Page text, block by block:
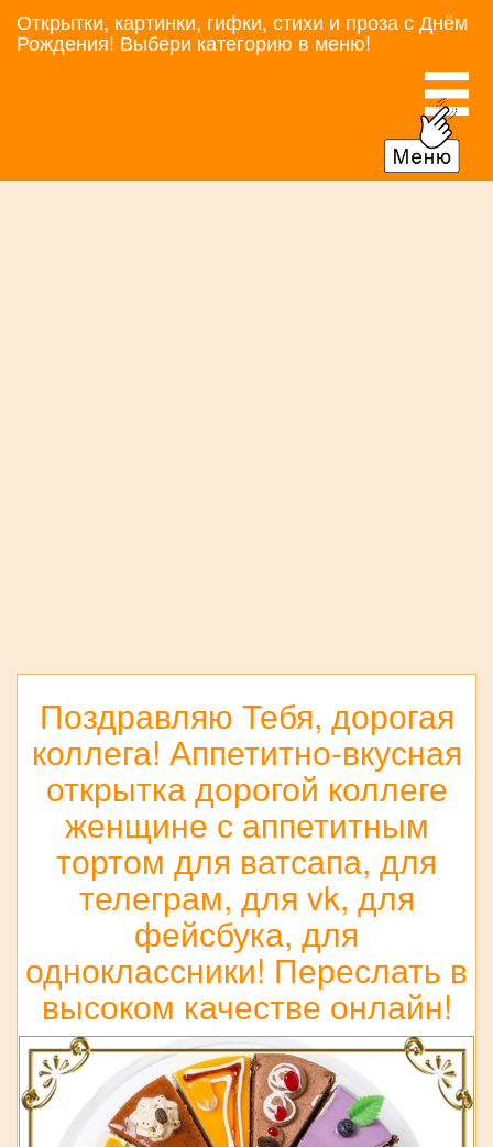
Открытки, картинки, гифки, стихи и проза с Днём
Рождения! Выбери категорию в меню!
Поздравляю Тебя, дорогая
коллега! Аппетитно-вкусная
открытка дорогой коллеге
женщине с аппетитным
тортом для ватсапа, для
телеграм, для vk, для
фейсбука, для
одноклассники! Переслать в
высоком качестве онлайн!